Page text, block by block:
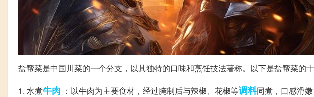
盐帮菜是中国川菜的一个分支，以其独特的口味和烹饪技法著称。以下是盐帮菜的十
1. 水煮牛肉 ：以牛肉为主要食材，经过腌制后与辣椒、花椒等调料同煮，口感滑嫩